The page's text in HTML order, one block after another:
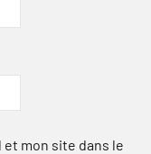
mon site dans le